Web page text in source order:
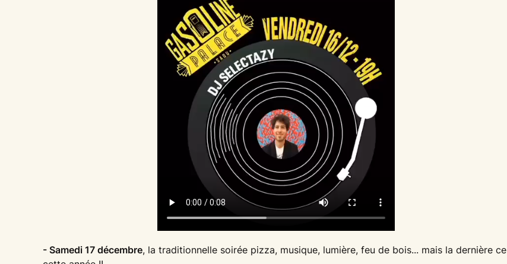
- Samedi 17 décembre, la traditionnelle soirée pizza, musique, lumière, feu de bois... mais la dernière ce